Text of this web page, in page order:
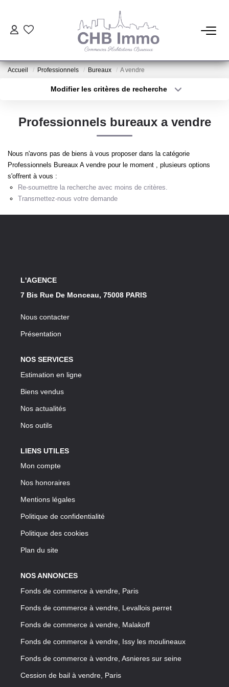
ESTIMATION
Accueil Professionnels Bureaux A vendre
Modifier les critères de recherche
Type de bien
Budget max Plus de critères
Professionnels bureaux a vendre
Nous n'avons pas de biens à vous proposer dans la catégorie
Professionnels Bureaux A vendre pour le moment , plusieurs options
s'offrent à vous :
Re-soumettre la recherche avec moins de critères.
Transmettez-nous votre demande
L'AGENCE
7 Bis Rue De Monceau, 75008 PARIS
Nous contacter
Présentation
NOS SERVICES
Estimation en ligne
Biens vendus
Nos actualités
Nos outils
LIENS UTILES
Mon compte
Nos honoraires
Mentions légales
Politique de confidentialité
Politique des cookies
Plan du site
NOS ANNONCES
Fonds de commerce à vendre, Paris
Fonds de commerce à vendre, Levallois perret
Fonds de commerce à vendre, Malakoff
Fonds de commerce à vendre, Issy les moulineaux
Fonds de commerce à vendre, Asnieres sur seine
Cession de bail à vendre, Paris